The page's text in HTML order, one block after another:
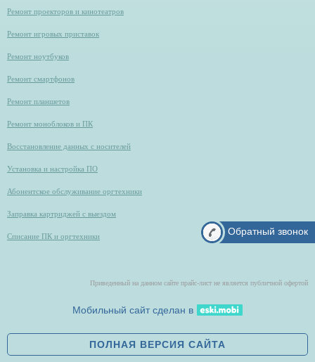
Обратный звонок
Ремонт проекторов и кинотеатров
Ремонт игровых приставок
Ремонт ноутбуков
Ремонт смартфонов
Ремонт планшетов
Ремонт моноблоков и ПК
Восстановление данных с носителей
Установка и настройка ПО
Абонентское обслуживание оргтехники
Заправка картриджей с выездом
Списание ПК и оргтехники
Приведенный на данном сайте прайс-лист не является публичной офертой
Мобильный сайт сделан в
ПОЛНАЯ ВЕРСИЯ САЙТА